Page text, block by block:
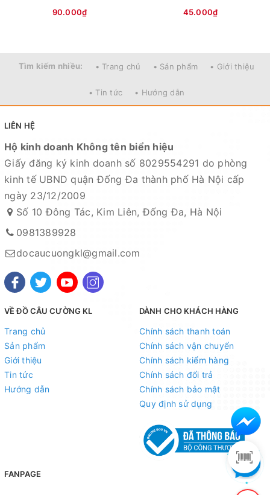
Mọi thắc mắc liên hệ SĐT
: 098.138.9928 - 098.902.9066 - 090.565.6668 -
để được giải đáp.
CAM KẾT CỦA CỬA HÀNG CHÚNG TÔI
Đồ câu chính hãng, đúng thông tin mô tả và sản phẩm
90.000₫ 45.000₫
Tìm kiếm nhiều: • Trang chủ • Sản phẩm • Giới thiệu
• Tin tức • Hướng dẫn
LIÊN HỆ
Hộ kinh doanh Không tên biển hiệu
Giấy đăng ký kinh doanh số 8029554291 do phòng
kinh tế UBND quận Đống Đa thành phố Hà Nội cấp
ngày 23/12/2009
Số 10 Đông Tác, Kim Liên, Đống Đa, Hà Nội
0981389928
docaucuongkl@gmail.com
VỀ ĐỒ CÂU CƯỜNG KL
Trang chủ
Sản phẩm
Giới thiệu
Tin tức
Hướng dẫn
DÀNH CHO KHÁCH HÀNG
Chính sách thanh toán
Chính sách vận chuyển
Chính sách kiểm hàng
Chính sách đổi trả
Chính sách bảo mật
Quy định sử dụng
FANPAGE